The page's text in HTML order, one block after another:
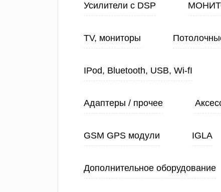
Усилители с DSP
TV, мониторы
IPod, Bluetooth, USB, Wi-fI
Адаптеры / прочее
GSM GPS модули IGLA
Дополнительное оборудование